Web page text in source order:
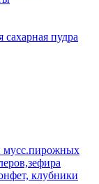
пудра
мусс.пирожных
клубники